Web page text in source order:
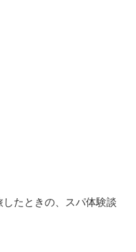
たときの、スパ体験談